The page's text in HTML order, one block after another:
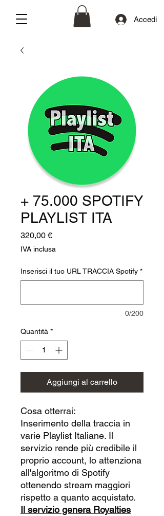
Accedi
+ 75.000 SPOTIFY
PLAYLIST ITA
320,00 €Prezzo
IVA inclusa
Inserisci il tuo URL TRACCIA Spotify *
0/200
Quantità *
Aggiungi al carrello
Cosa otterrai:
Inserimento della traccia in
varie Playlist Italiane. Il
servizio rende più credibile il
proprio account, lo attenziona
all'algoritmo di Spotify
ottenendo stream maggiori
rispetto a quanto acquistato.
Il servizio genera Royalties